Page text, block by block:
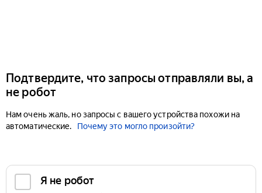
Подтвердите, что запросы отправляли вы, а
не робот
Нам очень жаль, но запросы с вашего устройства похожи на
автоматические.
Почему это могло произойти?